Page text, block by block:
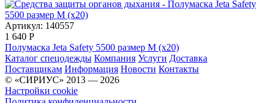
Артикул: 140557
1 640 Р
Полумаска Jeta Safety 5500 размер M (х20)
Каталог спецодежды Компания Услуги Доставка
Поставщикам Информация Новости Контакты
© «СИРИУС» 2013 — 2026
Настройки cookie